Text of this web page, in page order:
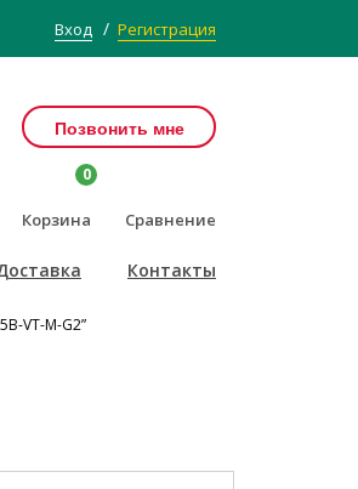
Вход / Регистрация
Позвонить мне
Корзина
0
Сравнение
Контакты
VT-M-G2”